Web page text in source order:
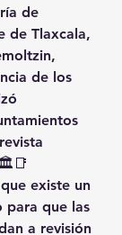
de
de Tlaxcala,
de los
existe un
para que las
a revisión